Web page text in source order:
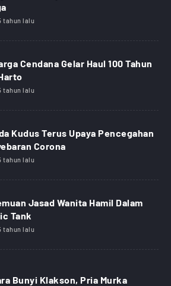
tahun lalu
Cendana Gelar Haul 100 Tahun
tahun lalu
Kudus Terus Upaya Pencegahan
Corona
tahun lalu
Jasad Wanita Hamil Dalam
Tank
tahun lalu
Bunyi Klakson, Pria Murka